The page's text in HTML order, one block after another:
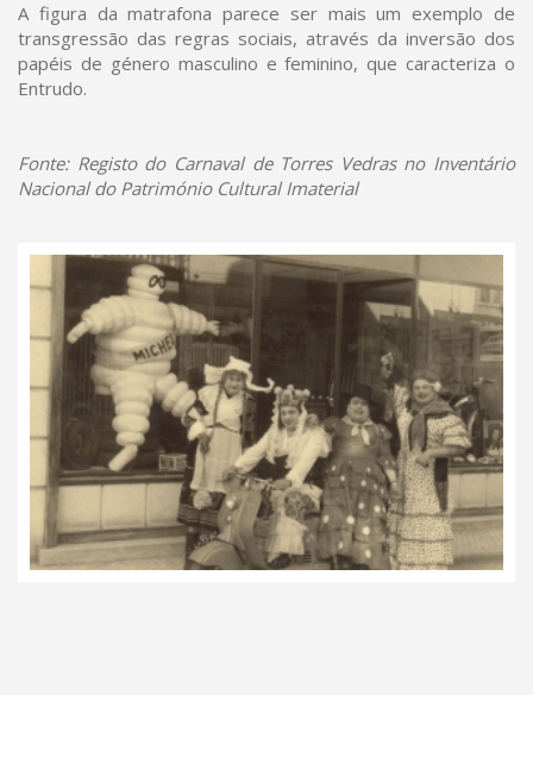
A figura da matrafona parece ser mais um exemplo de
transgressão das regras sociais, através da inversão dos
papéis de género masculino e feminino, que caracteriza o
Entrudo.
Fonte: Registo do Carnaval de Torres Vedras no Inventário
Nacional do Património Cultural Imaterial